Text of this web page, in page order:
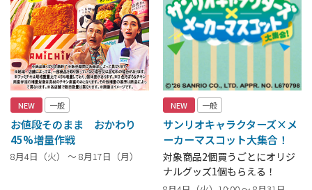
NEW 一般
お値段そのまま おかわり
45%増量作戦
8月4日（火） ～ 8月17日（月）
NEW 一般
サンリオキャラクターズ×メ
ーカーマスコット大集合！
対象商品2個買うごとにオリジ
ナルグッズ1個もらえる！